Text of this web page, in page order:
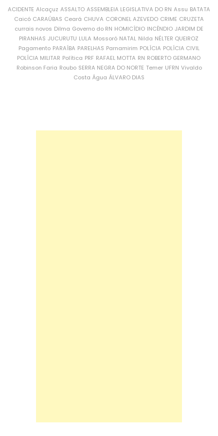
ACIDENTE Alcaçuz ASSALTO ASSEMBLEIA LEGISLATIVA DO RN Assu BATATA
Caicó CARAÚBAS Ceará CHUVA CORONEL AZEVEDO CRIME CRUZETA
currais novos Dilma Governo do RN HOMICÍDIO INCÊNDIO JARDIM DE
PIRANHAS JUCURUTU LULA Mossoró NATAL Nilda NÉLTER QUEIROZ
Pagamento PARAÍBA PARELHAS Parnamirim POLÍCIA POLÍCIA CIVIL
POLÍCIA MILITAR Política PRF RAFAEL MOTTA RN ROBERTO GERMANO
Robinson Faria Roubo SERRA NEGRA DO NORTE Temer UFRN Vivaldo
Costa Água ÁLVARO DIAS